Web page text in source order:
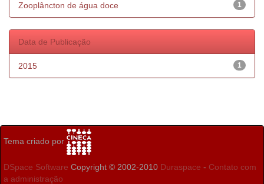
1
Zooplâncton de água doce
Data de Publicação
1
2015
Tema criado por
DSpace Software Copyright © 2002-2010 Duraspace - Contato com
a administração